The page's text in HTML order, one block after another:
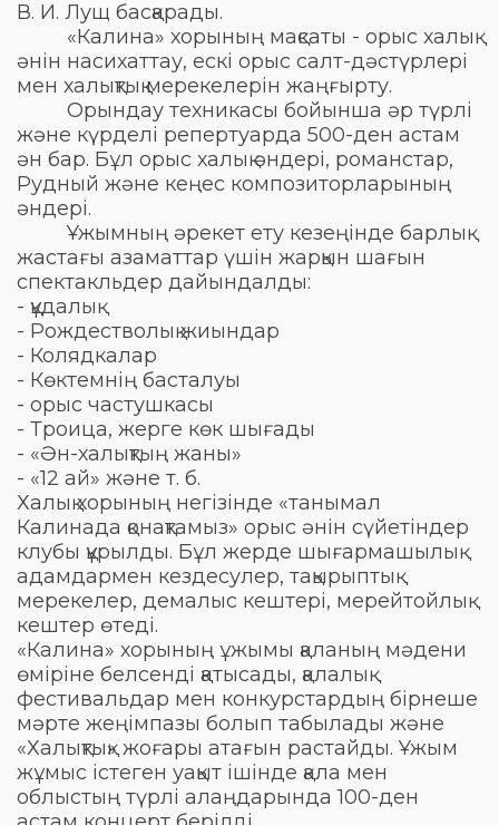
В. И. Лущ басқарады.
«Калина» хорының мақсаты - орыс халық
әнін насихаттау, ескі орыс салт-дәстүрлері
мен халықтық мерекелерін жаңғырту.
Орындау техникасы бойынша әр түрлі
және күрделі репертуарда 500-ден астам
ән бар. Бұл орыс халық әндері, романстар,
Рудный және кеңес композиторларының
әндері.
Ұжымның әрекет ету кезеңінде барлық
жастағы азаматтар үшін жарқын шағын
спектакльдер дайындалды:
- құдалық
- Рождестволық жиындар
- Колядкалар
- Көктемнің басталуы
- орыс частушкасы
- Троица, жерге көк шығады
- «Ән-халықтың жаны»
- «12 ай» және т. б.
Халық хорының негізінде «танымал
Калинада қонақтамыз» орыс әнін сүйетіндер
клубы құрылды. Бұл жерде шығармашылық
адамдармен кездесулер, тақырыптық
мерекелер, демалыс кештері, мерейтойлық
кештер өтеді.
«Калина» хорының ұжымы қаланың мәдени
өміріне белсенді қатысады, қалалық
фестивальдар мен конкурстардың бірнеше
мәрте жеңімпазы болып табылады және
«Халықтық» жоғары атағын растайды. Ұжым
жұмыс істеген уақыт ішінде қала мен
облыстың түрлі алаңдарында 100-ден